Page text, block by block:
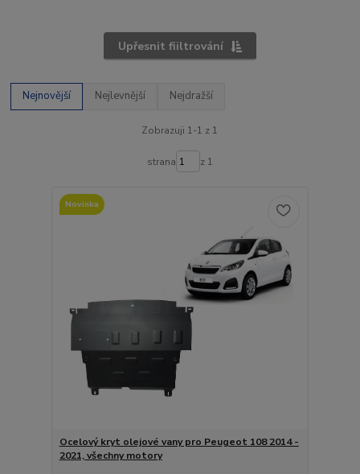
Upřesnit fiiltrování
Nejnovější Nejlevnější Nejdražší
Zobrazuji 1-1 z 1
strana z 1
Novinka
Ocelový kryt olejové vany pro Peugeot 108 2014 -
2021, všechny motory